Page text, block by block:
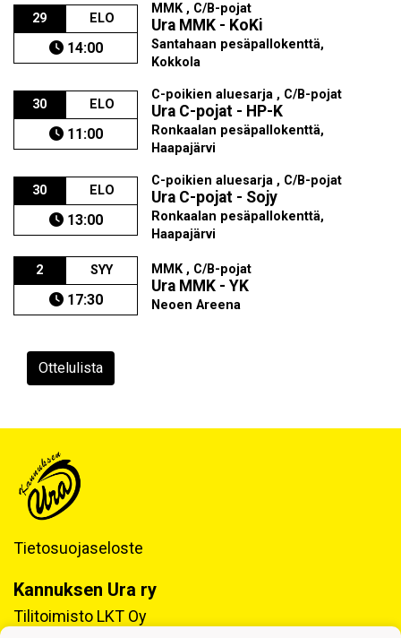
29 ELO
14:00
MMK , C/B-pojat
Ura MMK - KoKi
Santahaan pesäpallokenttä,
Kokkola
30 ELO
11:00
C-poikien aluesarja , C/B-pojat
Ura C-pojat - HP-K
Ronkaalan pesäpallokenttä,
Haapajärvi
30 ELO
13:00
C-poikien aluesarja , C/B-pojat
Ura C-pojat - Sojy
Ronkaalan pesäpallokenttä,
Haapajärvi
2 SYY
17:30
MMK , C/B-pojat
Ura MMK - YK
Neoen Areena
Ottelulista
Tietosuojaseloste
Kannuksen Ura ry
Tilitoimisto LKT Oy